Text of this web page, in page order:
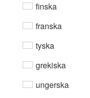
finska
franska
tyska
grekiska
ungerska